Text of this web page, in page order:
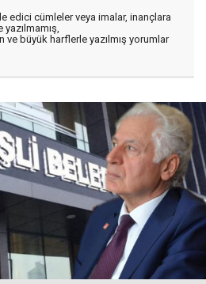
edici cümleler veya imalar, inançlara
yazılmamış,
ve büyük harflerle yazılmış yorumlar